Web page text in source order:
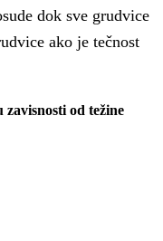
dok sve grudvice
ako je tečnost
od težine